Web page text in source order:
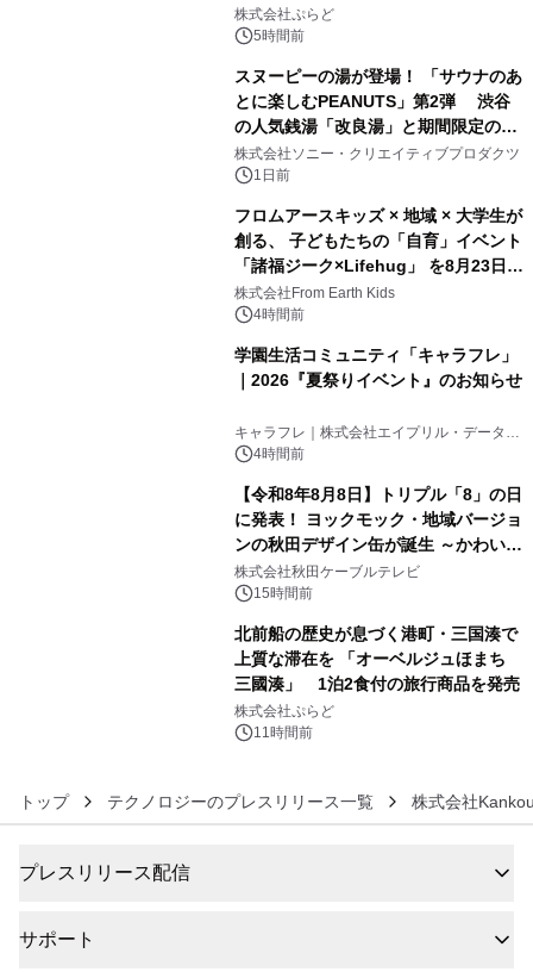
サウナも 「THE BOXY AWAJI」のお
得な素泊まり連泊プランで
株式会社ぷらど
5時間前
スヌーピーの湯が登場！ 「サウナのあ
とに楽しむPEANUTS」第2弾 渋谷
の人気銭湯「改良湯」と期間限定のコ
ラボレーション サウナイキタイコラ
ボグッズも発売決定！
株式会社ソニー・クリエイティブプロダクツ
1日前
フロムアースキッズ × 地域 × 大学生が
創る、 子どもたちの「自育」イベント
「諸福ジーク×Lifehug」 を8月23日
(日)開催
株式会社From Earth Kids
4時間前
学園生活コミュニティ「キャラフレ」
｜2026『夏祭りイベント』のお知らせ
キャラフレ｜株式会社エイプリル・データ・
デザインズ
4時間前
【令和8年8月8日】トリプル「8」の日
に発表！ ヨックモック・地域バージョ
ンの秋田デザイン缶が誕生 ～かわいい
秋田犬の子犬と秋田の四季と名所を巡
るパッケージ～ 9月1日(火)秋田県内で
株式会社秋田ケーブルテレビ
15時間前
北前船の歴史が息づく港町・三国湊で
上質な滞在を 「オーベルジュほまち
三國湊」 1泊2食付の旅行商品を発売
株式会社ぷらど
11時間前
トップ テクノロジーのプレスリリース一覧 株式会社
プレスリリース配信
サポート